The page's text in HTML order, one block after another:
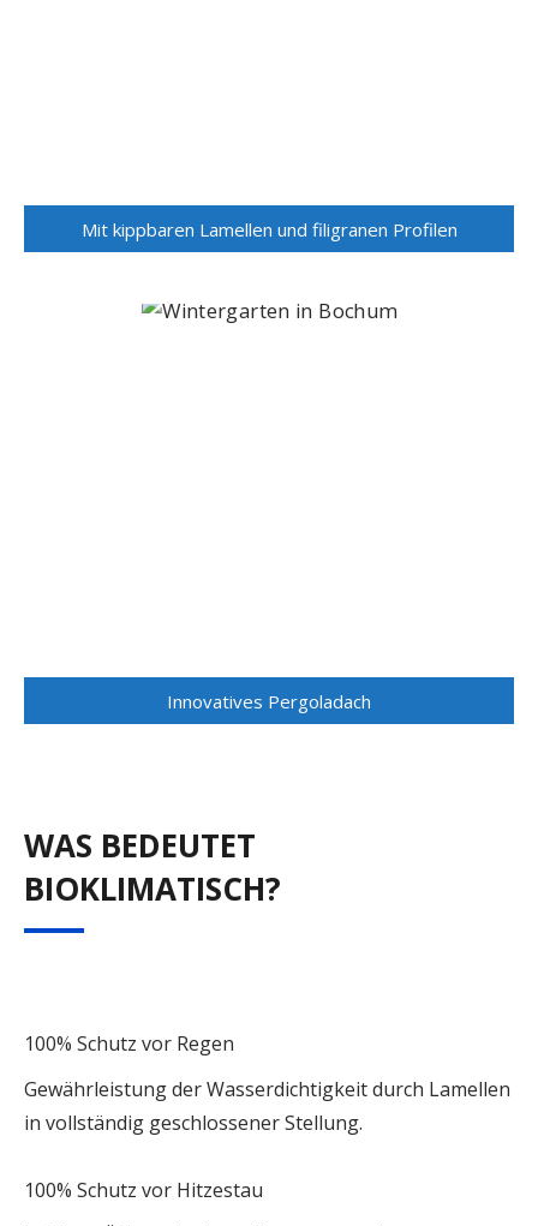
Mit kippbaren Lamellen und filigranen Profilen
Innovatives Pergoladach
WAS BEDEUTET
BIOKLIMATISCH?
100% Schutz vor Regen
Gewährleistung der Wasserdichtigkeit durch Lamellen
in vollständig geschlossener Stellung.
100% Schutz vor Hitzestau